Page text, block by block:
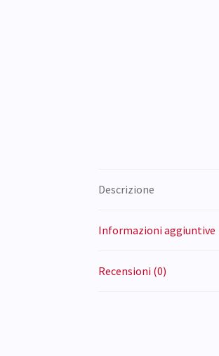
Descrizione
Informazioni aggiuntive
Recensioni (0)